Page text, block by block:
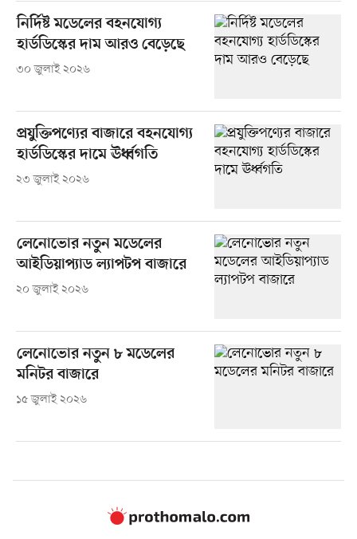
নির্দিষ্ট মডেলের বহনযোগ্য
হার্ডডিস্কের দাম আরও বেড়েছে
৩০ জুলাই ২০২৬
প্রযুক্তিপণ্যের বাজারে বহনযোগ্য
হার্ডডিস্কের দামে ঊর্ধ্বগতি
২৩ জুলাই ২০২৬
লেনোভোর নতুন মডেলের
আইডিয়াপ্যাড ল্যাপটপ বাজারে
২০ জুলাই ২০২৬
লেনোভোর নতুন ৮ মডেলের
মনিটর বাজারে
১৫ জুলাই ২০২৬